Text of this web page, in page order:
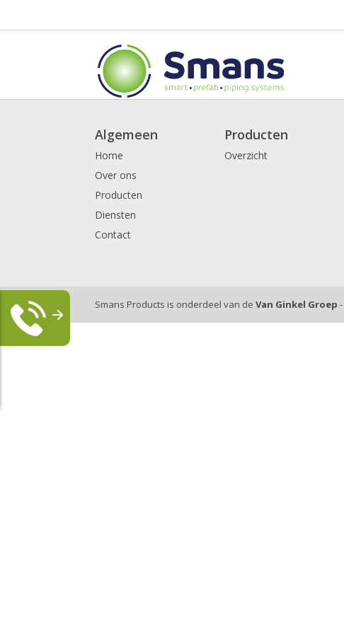
Algemeen
Home
Over ons
Producten
Diensten
Contact
Producten
Overzicht
Smans Products is onderdeel van deVan Ginkel Groep -